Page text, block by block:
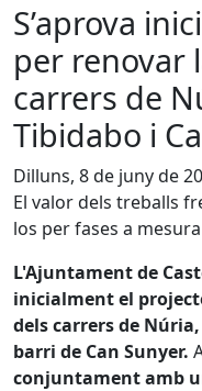
S’aprova
per renovar
carrers de
Tibidabo i
Dilluns, 8 de juny de
El valor dels treballs
los per fases a
L'Ajuntament de
inicialment el
dels carrers de
barri de Can Sunyer.
conjuntament amb